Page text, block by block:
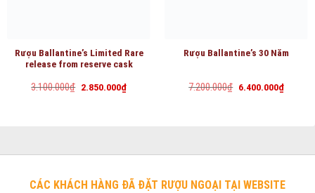
Rượu Ballantine’s Limited Rare
release from reserve cask
3.100.000₫ Giá
2.850.000₫Giá
hiện
Rượu Ballantine’s 30 Năm
7.200.000₫ Giá
6.400.000₫Giá
hiện
CÁC KHÁCH HÀNG ĐÃ ĐẶT RƯỢU NGOẠI TẠI WEBSITE